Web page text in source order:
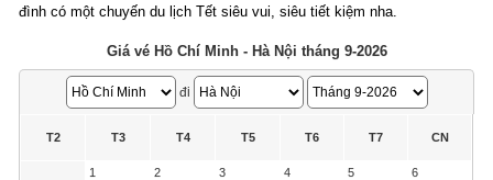
đình có một chuyến du lịch Tết siêu vui, siêu tiết kiệm nha.
Giá vé Hồ Chí Minh - Hà Nội tháng 9-2026
đi
T2 T3 T4 T5 T6 T7 CN
1 2 3 4 5 6